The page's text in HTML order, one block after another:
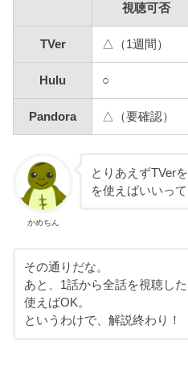
視聴可否
TVer △（1週間）
Hulu ○
Pandora △（要確認）
かめちん
とりあえずTVer
を使えばいいって
その通りだな。
あと、1話から全話を視聴し
使えばOK。
というわけで、解説終わり！